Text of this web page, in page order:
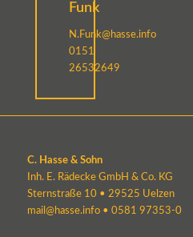
Funk
N.Funk@hasse.info
0151
26532649
C. Hasse & Sohn
Inh. E. Rädecke GmbH & Co. KG
Sternstraße 10 • 29525 Uelzen
mail@hasse.info• 0581 97353-0